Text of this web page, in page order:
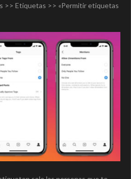
>> Etiquetas >> «Permitir etiquetas